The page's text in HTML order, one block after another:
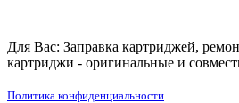
Для Вас: Заправка картриджей,
картриджи - оригинальные и
Политика конфиденциальности